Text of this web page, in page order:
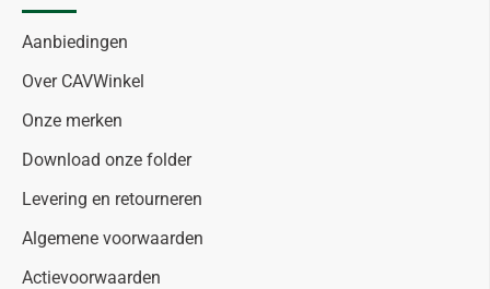
Aanbiedingen
Over CAVWinkel
Onze merken
Download onze folder
Levering en retourneren
Algemene voorwaarden
Actievoorwaarden